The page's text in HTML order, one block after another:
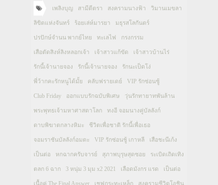
เพลิงบุญ สามีตีตรา สงครามนางฟ้า วิมานเมขลา
ลิขิตแห่งจันทร์ ร้อยเล่ห์มารยา มธุรสโลกันตร์
ปรปักษ์จำนน พากย์ไทย ทะเลไฟ กรงกรรม
เสือตัดสิงห์ลิงหลอกเจ้า เจ้าสาวแก้ขัด เจ้าสาวบ้านไร่
รักนี้เจ้านายจอง รักนี้เจ้านายจอง รักนะเป็ดโง่
พี่ว้ากคะรักหนูได้มั้ย คลับฟรายเดย์ VIP รักซ่อนชู้
Club Friday ออกแบบรักฉบับพิเศษ วุ่นรักทายาทพันล้าน
พระพุทธเจ้ามหาศาสดาโลก ทงอี จอมนางคู่บัลลังก์
ดาบพิฆาตกลางหิมะ ชีวิตเพื่อชาติ รักนี้เพื่อเธอ
จอมราชันบัลลังก์อมตะ VIP รักซ่อนชู้ เกาหลี เสือชะนีเก้ง
เป็นต่อ หกฉากครับจารย์ สุภาพบุรุษสุดซอย ระเบิดเถิดเทิง
ตลก 6 ฉาก 3 หนุ่ม 3 มุม x2 2021 เลือดมังกร แรด เป็นต่อ
เนื้อคู่ The Final Answer เชฟกระทะเหล็ก สงครามชีวิตโอชิน